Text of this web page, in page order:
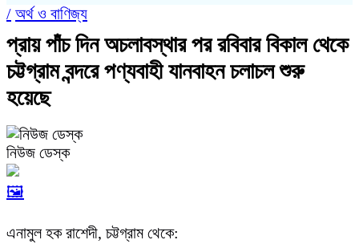
/ অর্থ ও বাণিজ্য
প্রায় পাঁচ দিন অচলাবস্থার পর রবিবার বিকাল থেকে
চট্টগ্রাম বন্দরে পণ্যবাহী যানবাহন চলাচল শুরু
হয়েছে
নিউজ ডেস্ক
🖼️
এনামুল হক রাশেদী, চট্টগ্রাম থেকে: